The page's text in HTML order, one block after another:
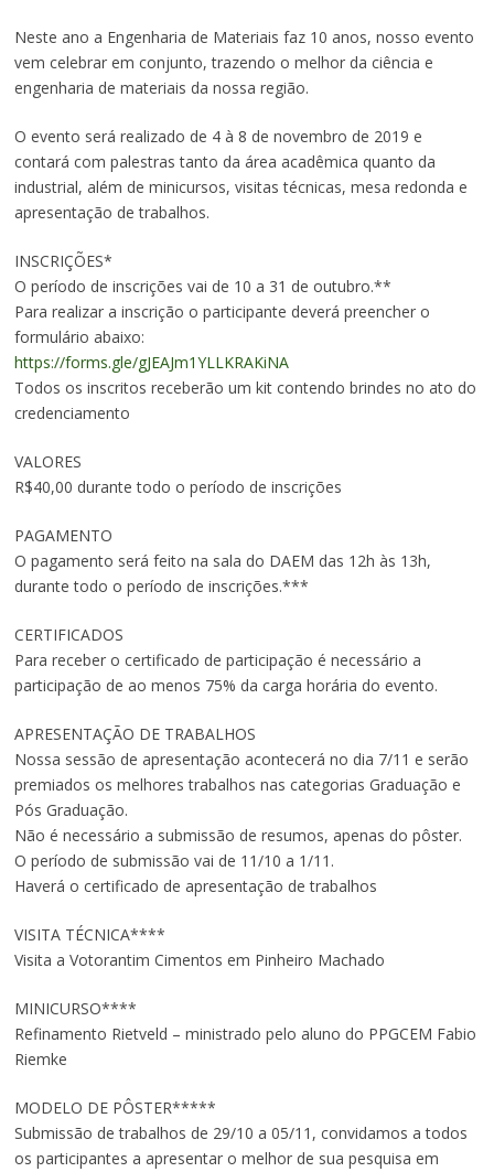
Neste ano a Engenharia de Materiais faz 10 anos, nosso evento
vem celebrar em conjunto, trazendo o melhor da ciência e
engenharia de materiais da nossa região.
O evento será realizado de 4 à 8 de novembro de 2019 e
contará com palestras tanto da área acadêmica quanto da
industrial, além de minicursos, visitas técnicas, mesa redonda e
apresentação de trabalhos.
INSCRIÇÕES*
O período de inscrições vai de 10 a 31 de outubro.**
Para realizar a inscrição o participante deverá preencher o
formulário abaixo:
https://forms.gle/gJEAJm1YLLKRAKiNA
Todos os inscritos receberão um kit contendo brindes no ato do
credenciamento
VALORES
R$40,00 durante todo o período de inscrições
PAGAMENTO
O pagamento será feito na sala do DAEM das 12h às 13h,
durante todo o período de inscrições.***
CERTIFICADOS
Para receber o certificado de participação é necessário a
participação de ao menos 75% da carga horária do evento.
APRESENTAÇÃO DE TRABALHOS
Nossa sessão de apresentação acontecerá no dia 7/11 e serão
premiados os melhores trabalhos nas categorias Graduação e
Pós Graduação.
Não é necessário a submissão de resumos, apenas do pôster.
O período de submissão vai de 11/10 a 1/11.
Haverá o certificado de apresentação de trabalhos
VISITA TÉCNICA****
Visita a Votorantim Cimentos em Pinheiro Machado
MINICURSO****
Refinamento Rietveld – ministrado pelo aluno do PPGCEM Fabio
Riemke
MODELO DE PÔSTER*****
Submissão de trabalhos de 29/10 a 05/11, convidamos a todos
os participantes a apresentar o melhor de sua pesquisa em